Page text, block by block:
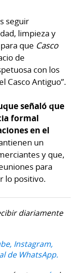
seguir
limpieza y
que Casco
de
con los
Casco Antiguo”.
señaló que
formal
en el
un
y que,
para
lo positivo.
diariamente
Instagram,
de WhatsApp.